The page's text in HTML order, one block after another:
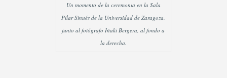
Un momento de la ceremonia en la Sala
Pilar Sinués de la Universidad de Zaragoza,
junto al fotógrafo Iñaki Bergera, al fondo a
la derecha.